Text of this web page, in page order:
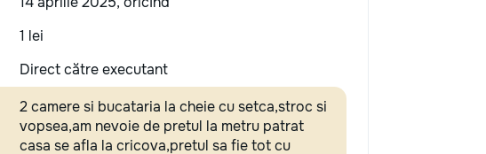
1 lei
Direct către executant
2 camere si bucataria la cheie cu setca,stroc si
vopsea,am nevoie de pretul la metru patrat
casa se afla la cricova,pretul sa fie tot cu